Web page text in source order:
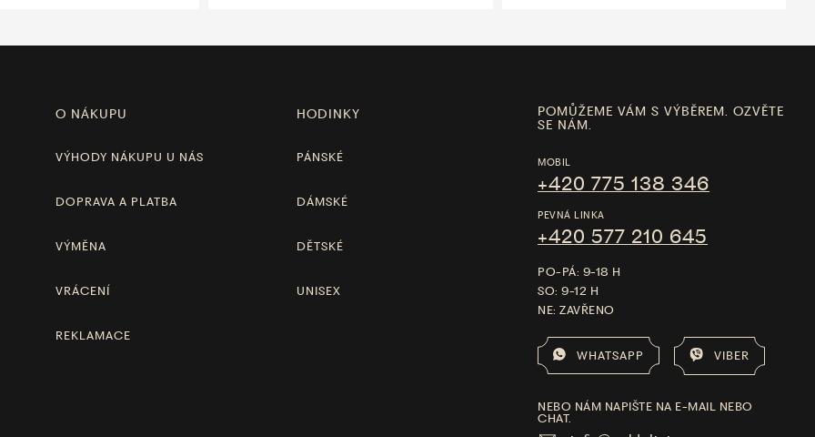
O NÁKUPU
VÝHODY NÁKUPU U NÁS
DOPRAVA A PLATBA
VÝMĚNA
VRÁCENÍ
REKLAMACE
HODINKY
PÁNSKÉ
DÁMSKÉ
DĚTSKÉ
UNISEX
POMŮŽEME VÁM S VÝBĚREM. OZVĚTE
SE NÁM.
MOBIL
+420 775 138 346
PEVNÁ LINKA
+420 577 210 645
PO-PÁ: 9-18 H
SO: 9-12 H
NE: ZAVŘENO
WHATSAPP VIBER
NEBO NÁM NAPIŠTE NA E-MAIL NEBO
CHAT.